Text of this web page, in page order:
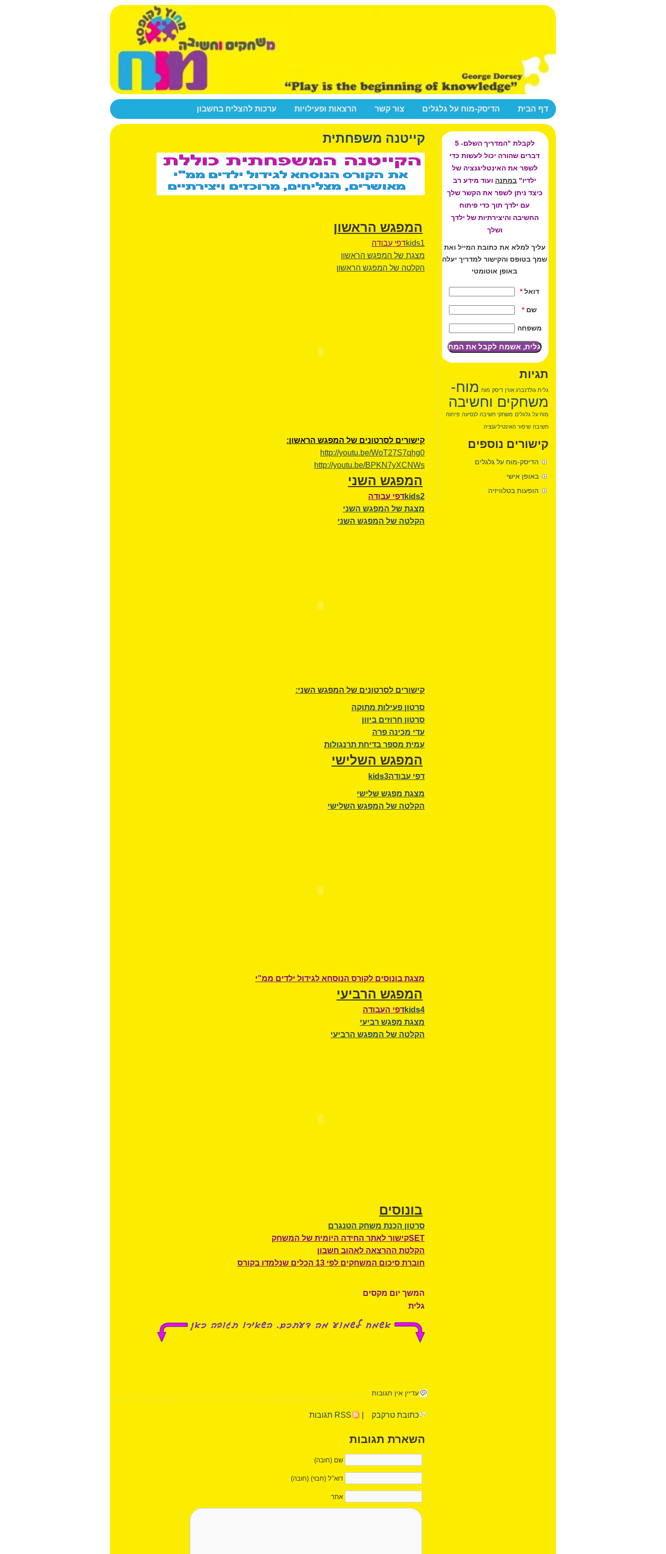
דף הבית הדיסק-מוח על גלגלים צור קשר הרצאות ופעילויות ערכות להצליח בחשבון
קייטנה משפחתית
המפגש הראשון
kids1דפי עבודה
מצגת של המפגש הראשון
הקלטה של המפגש הראשון
קישורים לסרטונים של המפגש הראשון:
http://youtu.be/WoT27S7qhg0
http://youtu.be/BPKN7yXCNWs
המפגש השני
kids2דפי עבודה
מצגת של המפגש השני
הקלטה של המפגש השני
קישורים לסרטונים של המפגש השני:
סרטון פעילות מתוקה
סרטון חרוזים ביוון
עדי מכינה פרה
עמית מספר בדיחת תרנגולות
המפגש השלישי
דפי עבודהkids3
מצגת מפגש שלישי
הקלטה של המפגש השלישי
מצגת בונוסים לקורס הנוסחא לגידול ילדים ממ”י
המפגש הרביעי
kids4דפי העבודה
מצגת מפגש רביעי
הקלטה של המפגש הרביעי
בונוסים
סרטון הכנת משחק הטנגרם
SETקישור לאתר החידה היומית של המשחק
הקלטת ההרצאה לאהוב חשבון
חוברת סיכום המשחקים לפי 13 הכלים שנלמדו בקורס
המשך יום מקסים
גלית
עדיין אין תגובות
כתובת טרקבק RSS תגובות
השארת תגובות
שם (חובה)
דוא"ל (חבוי) (חובה)
אתר
לקבלת "המדריך השלם- 5
דברים שהורה יכול לעשות כדי
לשפר את האינטליגנציה של
ילדיו" במתנה ועוד מידע רב
כיצד ניתן לשפר את הקשר שלך
עם ילדך תוך כדי פיתוח
החשיבה והיצירתיות של ילדך
ושלך
עליך למלא את כתובת המייל ואת
שמך בטופס והקישור למדריך יעלה
באופן אוטומטי
דואל *
שם *
משפחה
תגיות
גלית גולדנברג אורן דיסק מוח מוח-
משחקים וחשיבה
מוח על גלגלים משחקי חשיבה לנסיעה פיתוח
חשיבה שיפור האינטיליגנציה
קישורים נוספים
הדיסק-מוח על גלגלים
באופן אישי
הופעות בטלוויזיה